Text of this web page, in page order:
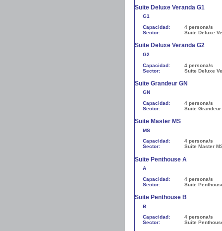
Suite Deluxe Veranda G1
G1
Capacidad:
4 persona/s
Sector:
Suite Deluxe
Suite Deluxe Veranda G2
G2
Capacidad:
4 persona/s
Sector:
Suite Deluxe
Suite Grandeur GN
GN
Capacidad:
4 persona/s
Sector:
Suite Grandeur
Suite Master MS
MS
Capacidad:
4 persona/s
Sector:
Suite Master
Suite Penthouse A
A
Capacidad:
4 persona/s
Sector:
Suite
Suite Penthouse B
B
Capacidad:
4 persona/s
Sector:
Suite